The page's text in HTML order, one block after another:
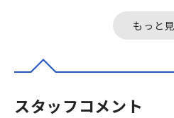
もっと
スタッフコメント